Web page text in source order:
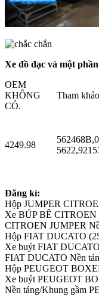
Xe đồ đạc và một phần
OEM
KHÔNG
CÓ.
Tham khảo
4249.98
Đăng kí:
Hộp JUMPER
Xe BÚP BÊ CITROEN
CITROEN JUMPER
Hộp FIAT DUCATO
Xe buýt FIAT
FIAT DUCATO Nền
Hộp PEUGEOT
Xe buýt PEUGEOT
Nền tảng/Khung gầm